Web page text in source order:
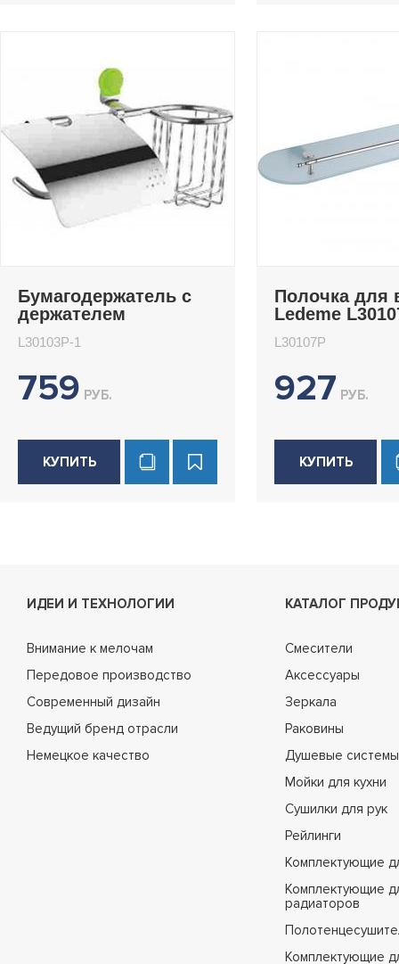
Бумагодержатель с
держателем
Ledeme L30103P-1
L30103P-1
759 РУБ.
КУПИТЬ
Полочка для
Ledeme
L30107P
927 РУБ.
КУПИТЬ
ИДЕИ И ТЕХНОЛОГИИ
Внимание к мелочам
Передовое производство
Современный дизайн
Ведущий бренд отрасли
Немецкое качество
КАТАЛОГ
Смесители
Аксессуары
Зеркала
Раковины
Душевые системы
Мойки для кухни
Сушилки для рук
Рейлинги
Комплектующие
Комплектующие
радиаторов
Комплектующие